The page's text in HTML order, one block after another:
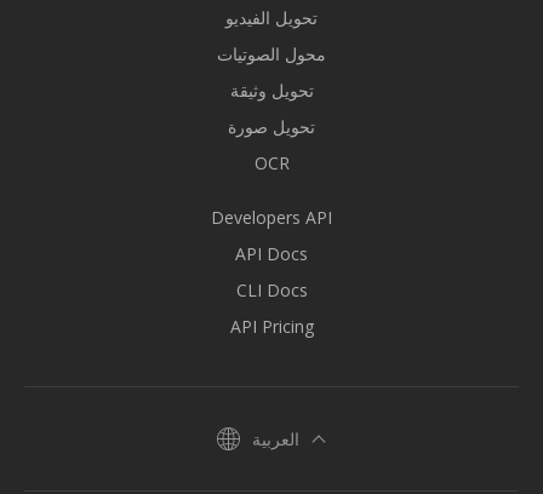
تحويل الفيديو
محول الصوتيات
تحويل وثيقة
تحويل صورة
OCR
Developers API
API Docs
CLI Docs
API Pricing
العربية